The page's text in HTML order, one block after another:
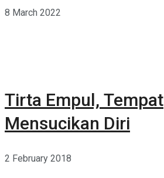
8 March 2022
Tirta Empul, Tempat
Mensucikan Diri
2 February 2018